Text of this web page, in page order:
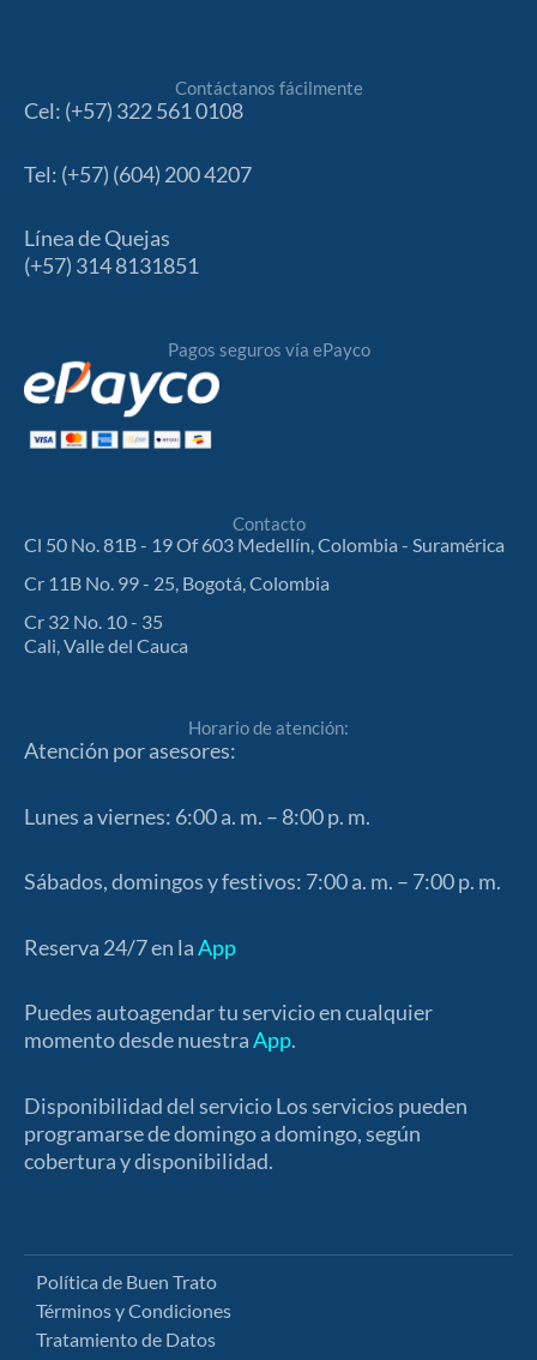
Contáctanos fácilmente
Cel: (+57) 322 561 0108
Tel: (+57) (604) 200 4207
Línea de Quejas
(+57) 314 8131851
Pagos seguros vía ePayco
Contacto
Cl 50 No. 81B - 19 Of 603 Medellín, Colombia - Suramérica
Cr 11B No. 99 - 25, Bogotá, Colombia
Cr 32 No. 10 - 35
Cali, Valle del Cauca
Horario de atención:
Atención por asesores:
Lunes a viernes: 6:00 a. m. – 8:00 p. m.
Sábados, domingos y festivos: 7:00 a. m. – 7:00 p. m.
Reserva 24/7 en laApp
Puedes autoagendar tu servicio en cualquier
momento desde nuestraApp.
Disponibilidad del servicio Los servicios pueden
programarse de domingo a domingo, según
cobertura y disponibilidad.
Política de Buen Trato
Términos y Condiciones
Tratamiento de Datos